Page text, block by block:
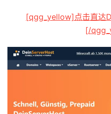
[qgg_yellow]点击直达
[/